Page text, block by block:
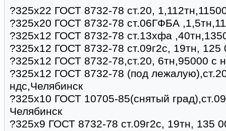
?325х22 ГОСТ 8732-78 ст.20,
?325х20 ГОСТ 8732-78 ст.06ГФБА
?325х12 ГОСТ 8732-78 ст.13хфа
?325х12 ГОСТ 8732-78 ст.09г2с, 19тн,
?325х12 ГОСТ 8732-78,ст.20, 6тн,95000 с
?325х12 ГОСТ 8732-78 (под
ндс,Челябинск
?325х10 ГОСТ 10705-85(снятый
Челябинск
?325х9 ГОСТ 8732-78 ст.09г2с, 19тн, 135